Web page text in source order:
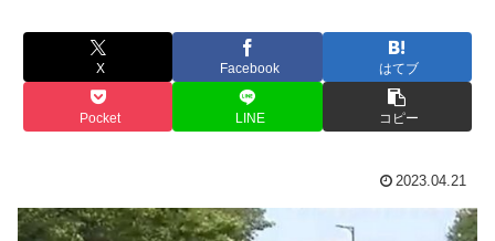
X Facebook はてブ
Pocket LINE コピー
2023.04.21